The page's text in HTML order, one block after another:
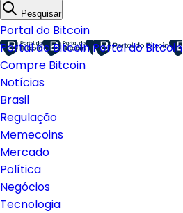
Pesquisar
Portal do Bitcoin
Portal do BitcoinPortal do Bitcoin
Compre Bitcoin
Notícias
Brasil
Regulação
Memecoins
Mercado
Política
Negócios
Tecnologia